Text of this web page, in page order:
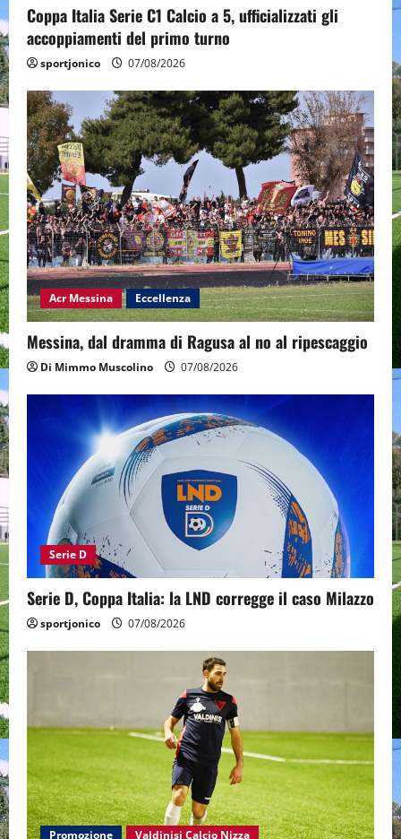
Coppa Italia Serie C1 Calcio a 5, ufficializzati gli
accoppiamenti del primo turno
sportjonico 07/08/2026
Acr Messina Eccellenza
Messina, dal dramma di Ragusa al no al ripescaggio
Di Mimmo Muscolino 07/08/2026
Serie D
Serie D, Coppa Italia: la LND corregge il caso Milazzo
sportjonico 07/08/2026
Promozione Valdinisi Calcio Nizza